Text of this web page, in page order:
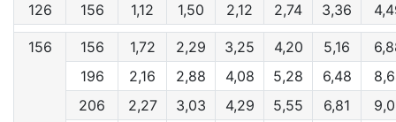
126 156 1,12 1,50 2,12 2,74 3,36
156 156 1,72 2,29 3,25 4,20 5,16
196
2,16 2,88 4,08 5,28 6,48
206
2,27 3,03 4,29 5,55 6,81